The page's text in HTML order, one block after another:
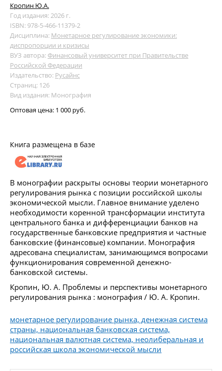
Кропин Ю.А.
Год издания: 2026 г.
ISBN: 978-5-466-11379-2
Дисциплина: Монетарное регулирование экономики:
диспропорции и кризисы
ВУЗ автора: Финансовый университет при Правительстве
Российской Федерации
Издательство: Русайнс
Страниц: 126
Вид издания: Монография
Оптовая цена: 1 000 руб.
Книга размещена в базе
В монографии раскрыты основы теории монетарного
регулирования рынка с позиции российской школы
экономической мысли. Главное внимание уделено
необходимости коренной трансформации института
центрального банка и дифференциации банков на
государственные банковские предприятия и частные
банковские (финансовые) компании. Монография
адресована специалистам, занимающимся вопросами
функционирования современной денежно-
банковской системы.
Кропин, Ю. А. Проблемы и перспективы монетарного
регулирования рынка : монография / Ю. А. Кропин.
монетарное регулирование рынка, денежная система
страны, национальная банковская система,
национальная валютная система, неолиберальная и
российская школа экономической мысли